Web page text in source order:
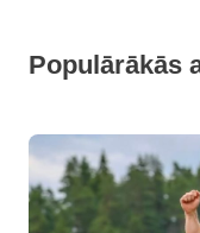
Populārākās